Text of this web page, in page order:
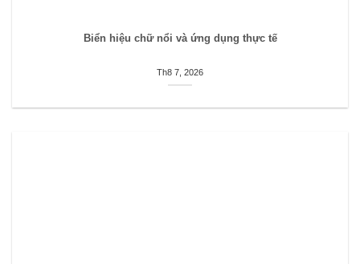
Biển hiệu chữ nổi và ứng dụng thực tế
Th8 7, 2026